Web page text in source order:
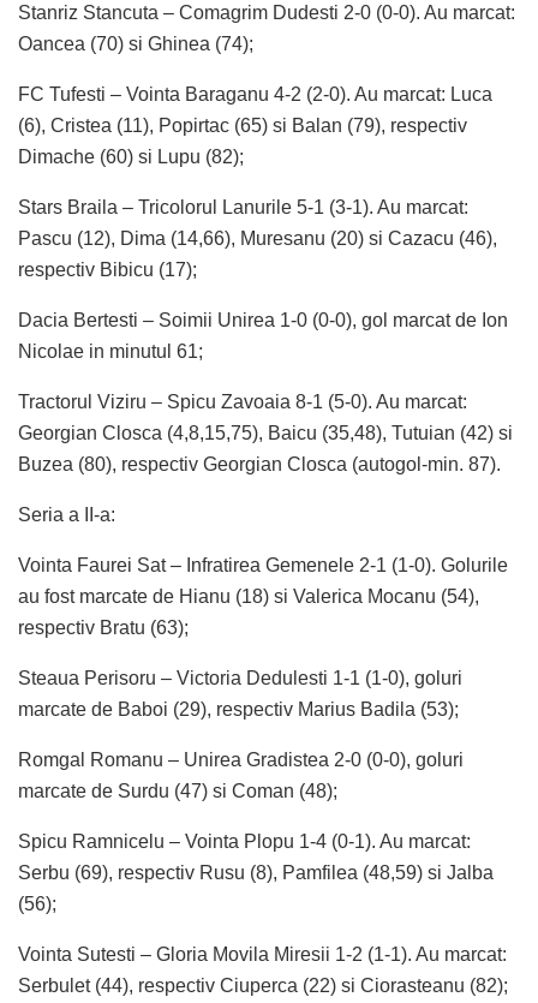
Stanriz Stancuta – Comagrim Dudesti 2-0 (0-0). Au marcat:
Oancea (70) si Ghinea (74);
FC Tufesti – Vointa Baraganu 4-2 (2-0). Au marcat: Luca
(6), Cristea (11), Popirtac (65) si Balan (79), respectiv
Dimache (60) si Lupu (82);
Stars Braila – Tricolorul Lanurile 5-1 (3-1). Au marcat:
Pascu (12), Dima (14,66), Muresanu (20) si Cazacu (46),
respectiv Bibicu (17);
Dacia Bertesti – Soimii Unirea 1-0 (0-0), gol marcat de Ion
Nicolae in minutul 61;
Tractorul Viziru – Spicu Zavoaia 8-1 (5-0). Au marcat:
Georgian Closca (4,8,15,75), Baicu (35,48), Tutuian (42) si
Buzea (80), respectiv Georgian Closca (autogol-min. 87).
Seria a II-a:
Vointa Faurei Sat – Infratirea Gemenele 2-1 (1-0). Golurile
au fost marcate de Hianu (18) si Valerica Mocanu (54),
respectiv Bratu (63);
Steaua Perisoru – Victoria Dedulesti 1-1 (1-0), goluri
marcate de Baboi (29), respectiv Marius Badila (53);
Romgal Romanu – Unirea Gradistea 2-0 (0-0), goluri
marcate de Surdu (47) si Coman (48);
Spicu Ramnicelu – Vointa Plopu 1-4 (0-1). Au marcat:
Serbu (69), respectiv Rusu (8), Pamfilea (48,59) si Jalba
(56);
Vointa Sutesti – Gloria Movila Miresii 1-2 (1-1). Au marcat:
Serbulet (44), respectiv Ciuperca (22) si Ciorasteanu (82);